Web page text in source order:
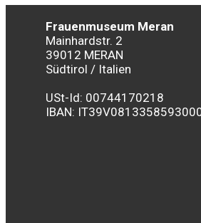
Frauenmuseum Meran
Mainhardstr. 2
39012 MERAN
Südtirol / Italien
USt-Id: 00744170218
IBAN: